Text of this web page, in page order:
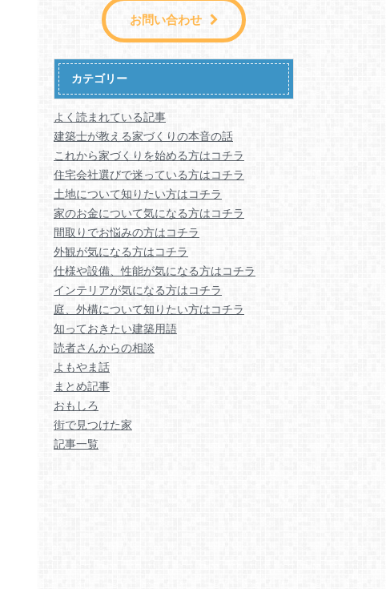
お問い合わせ
カテゴリー
よく読まれている記事
建築士が教える家づくりの本音の話
これから家づくりを始める方はコチラ
住宅会社選びで迷っている方はコチラ
土地について知りたい方はコチラ
家のお金について気になる方はコチラ
間取りでお悩みの方はコチラ
外観が気になる方はコチラ
仕様や設備、性能が気になる方はコチラ
インテリアが気になる方はコチラ
庭、外構について知りたい方はコチラ
知っておきたい建築用語
読者さんからの相談
よもやま話
まとめ記事
おもしろ
街で見つけた家
記事一覧